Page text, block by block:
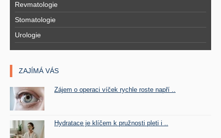
Revmatologie
Stomatologie
Urologie
ZAJÍMÁ VÁS
Zájem o operaci víček rychle roste napří ..
Hydratace je klíčem k pružnosti pleti i ..